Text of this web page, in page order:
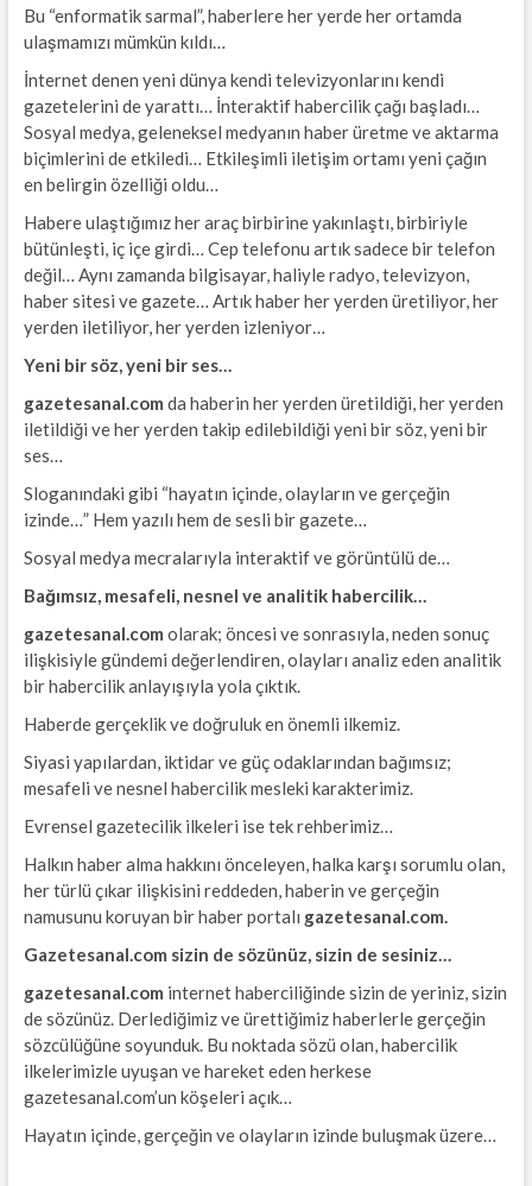
Bu “enformatik sarmal”, haberlere her yerde her ortamda
ulaşmamızı mümkün kıldı…
İnternet denen yeni dünya kendi televizyonlarını kendi
gazetelerini de yarattı… İnteraktif habercilik çağı başladı…
Sosyal medya, geleneksel medyanın haber üretme ve aktarma
biçimlerini de etkiledi… Etkileşimli iletişim ortamı yeni çağın
en belirgin özelliği oldu…
Habere ulaştığımız her araç birbirine yakınlaştı, birbiriyle
bütünleşti, iç içe girdi… Cep telefonu artık sadece bir telefon
değil… Aynı zamanda bilgisayar, haliyle radyo, televizyon,
haber sitesi ve gazete… Artık haber her yerden üretiliyor, her
yerden iletiliyor, her yerden izleniyor…
Yeni bir söz, yeni bir ses…
gazetesanal.com da haberin her yerden üretildiği, her yerden
iletildiği ve her yerden takip edilebildiği yeni bir söz, yeni bir
ses…
Sloganındaki gibi “hayatın içinde, olayların ve gerçeğin
izinde…” Hem yazılı hem de sesli bir gazete…
Sosyal medya mecralarıyla interaktif ve görüntülü de…
Bağımsız, mesafeli, nesnel ve analitik habercilik…
gazetesanal.com olarak; öncesi ve sonrasıyla, neden sonuç
ilişkisiyle gündemi değerlendiren, olayları analiz eden analitik
bir habercilik anlayışıyla yola çıktık.
Haberde gerçeklik ve doğruluk en önemli ilkemiz.
Siyasi yapılardan, iktidar ve güç odaklarından bağımsız;
mesafeli ve nesnel habercilik mesleki karakterimiz.
Evrensel gazetecilik ilkeleri ise tek rehberimiz…
Halkın haber alma hakkını önceleyen, halka karşı sorumlu olan,
her türlü çıkar ilişkisini reddeden, haberin ve gerçeğin
namusunu koruyan bir haber portalı gazetesanal.com.
Gazetesanal.com sizin de sözünüz, sizin de sesiniz…
gazetesanal.com internet haberciliğinde sizin de yeriniz, sizin
de sözünüz. Derlediğimiz ve ürettiğimiz haberlerle gerçeğin
sözcülüğüne soyunduk. Bu noktada sözü olan, habercilik
ilkelerimizle uyuşan ve hareket eden herkese
gazetesanal.com’un köşeleri açık…
Hayatın içinde, gerçeğin ve olayların izinde buluşmak üzere…